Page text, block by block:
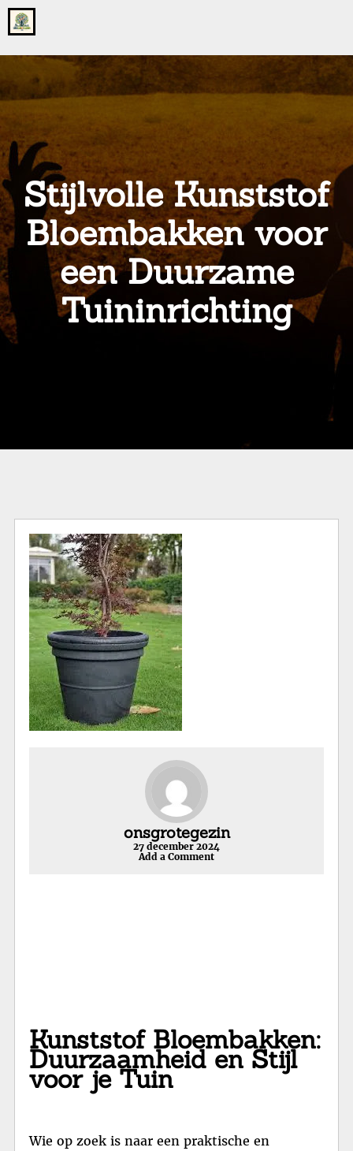
Go
to
home
onsgrotegezin.nl
Stijlvolle Kunststof
Bloembakken voor
een Duurzame
Tuininrichting
onsgrotegezin
27 december 2024
Add a Comment
Kunststof Bloembakken:
Duurzaamheid en Stijl
voor je Tuin
Wie op zoek is naar een praktische en